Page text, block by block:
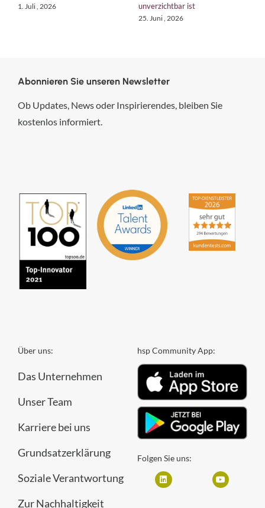
1. Juli , 2026
unverzichtbar ist
25. Juni , 2026
Abonnieren Sie unseren Newsletter
Ob Updates, News oder Inspirierendes, bleiben Sie
kostenlos informiert.
Über uns:
Das Unternehmen
Unser Team
Karriere bei uns
Grundsatzerklärung
Soziale Verantwortung
Zur Nachhaltigkeit
hsp Community App:
Folgen Sie uns: